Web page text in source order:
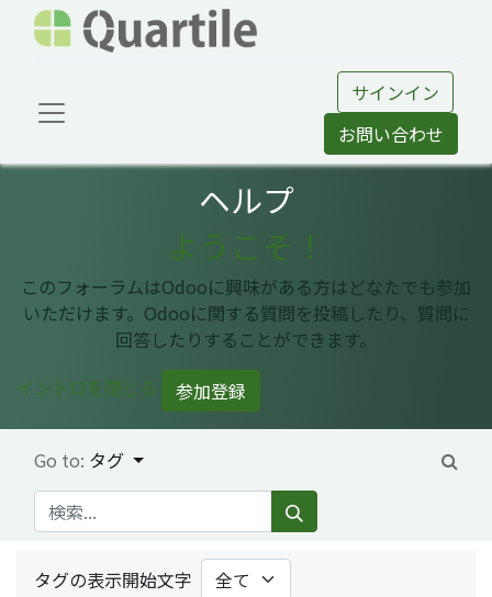
サインイン
お問い合わせ
ヘルプ
ようこそ！
このフォーラムはOdooに興味がある方はどなたでも参加
いただけます。Odooに関する質問を投稿したり、質問に
回答したりすることができます。
イントロを閉じる
参加登録
Go to: タグ
タグの表示開始文字